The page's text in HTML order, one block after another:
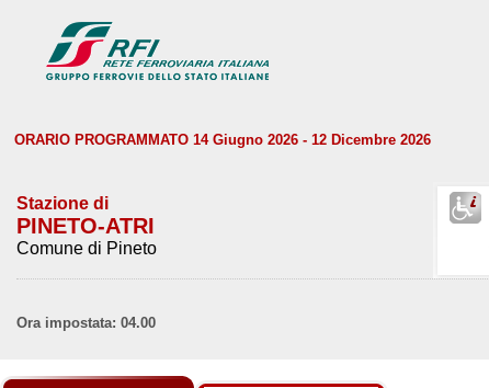
ORARIO PROGRAMMATO 14 Giugno 2026 - 12 Dicembre 2026
Stazione di
PINETO-ATRI
Comune di Pineto
Ora impostata: 04.00